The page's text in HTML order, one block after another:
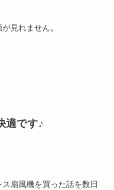
見れません。
適です♪
扇風機を買った話を数日